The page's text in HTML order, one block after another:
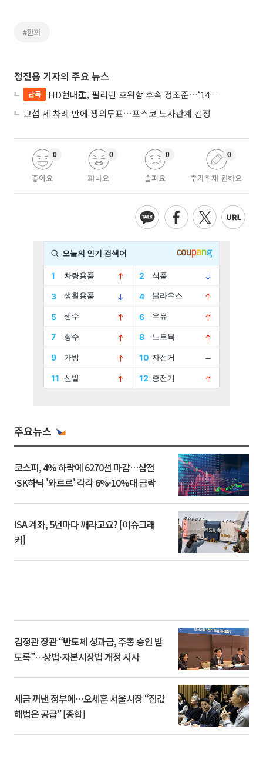
#한화
정진용 기자의 주요 뉴스
단독
HD현대重, 필리핀 호위함 후속 정조준…‘14척+α’ 싹쓸이 노린다
교섭 세 차례 만에 쟁의투표…포스코 노사관계 긴장
좋아요
0
화나요
0
슬퍼요
0
추가취재 원해요
0
주요뉴스
코스피, 4% 하락에 6270선 마감…삼전
·SK하닉 '와르르' 각각 6%·10%대 급락
ISA 계좌, 5년마다 깨라고요? [이슈크래
커]
김정관 장관 “반도체 성과급, 주총 승인 받
도록”…상법·자본시장법 개정 시사
세금 꺼낸 정부에…오세훈 서울시장 “집값
해법은 공급” [종합]